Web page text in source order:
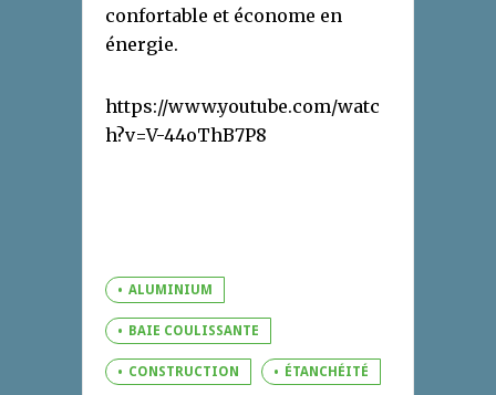
confortable et économe en
énergie.
https://www.youtube.com/watc
h?v=V-44oThB7P8
ALUMINIUM
BAIE COULISSANTE
CONSTRUCTION ÉTANCHÉITÉ